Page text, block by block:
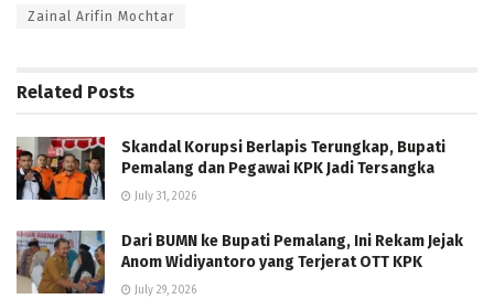
Zainal Arifin Mochtar
Related Posts
Skandal Korupsi Berlapis Terungkap, Bupati
Pemalang dan Pegawai KPK Jadi Tersangka
July 31, 2026
Dari BUMN ke Bupati Pemalang, Ini Rekam Jejak
Anom Widiyantoro yang Terjerat OTT KPK
July 29, 2026